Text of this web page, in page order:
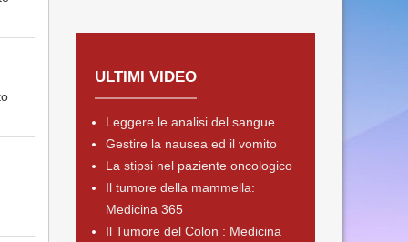
ULTIMI VIDEO
Leggere le analisi del sangue
Gestire la nausea ed il vomito
La stipsi nel paziente oncologico
Il tumore della mammella:
Medicina 365
Il Tumore del Colon : Medicina